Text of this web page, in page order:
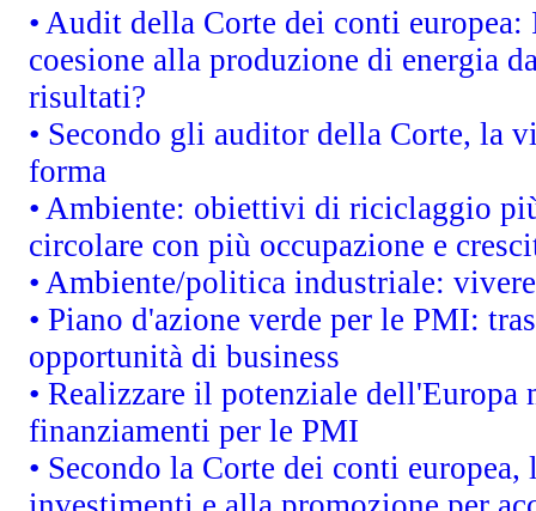
• Audit della Corte dei conti
coesione alla produzione di energia
risultati?
• Secondo gli auditor della Corte, la
forma
• Ambiente: obiettivi di riciclaggio
circolare con più occupazione e
• Ambiente/politica industriale:
• Piano d'azione verde per le PMI:
opportunità di business
• Realizzare il potenziale
finanziamenti per le PMI
• Secondo la Corte dei conti